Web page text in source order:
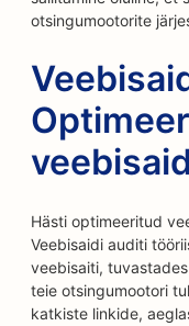
otsingumootorite
Hästi optimeeritud
Veebisaidi auditi
veebisaiti,
teie otsingumootori
katkiste linkide,